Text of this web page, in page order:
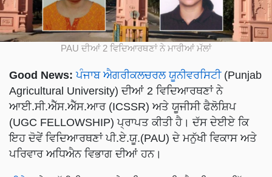
PAU ਦੀਆਂ 2 ਵਿਦਿਆਰਥਣਾਂ ਨੇ ਮਾਰੀਆਂ ਮੱਲਾਂ
Good News: ਪੰਜਾਬ ਐਗਰੀਕਲਚਰਲ ਯੂਨੀਵਰਸਿਟੀ(Punjab
Agricultural University) ਦੀਆਂ 2 ਵਿਦਿਆਰਥਣਾਂ ਨੇ
ਆਈ.ਸੀ.ਐੱਸ.ਐੱਸ.ਆਰ (ICSSR) ਅਤੇ ਯੂਜੀਸੀ ਫੈਲੋਸ਼ਿਪ
(UGC FELLOWSHIP) ਪ੍ਰਾਪਤ ਕੀਤੀ ਹੈ। ਦੱਸ ਦੇਈਏ ਕਿ
ਇਹ ਦੋਵੇਂ ਵਿਦਿਆਰਥਣਾਂ ਪੀ.ਏ.ਯੂ.(PAU) ਦੇ ਮਨੁੱਖੀ ਵਿਕਾਸ ਅਤੇ
ਪਰਿਵਾਰ ਅਧਿਐਨ ਵਿਭਾਗ ਦੀਆਂ ਹਨ।